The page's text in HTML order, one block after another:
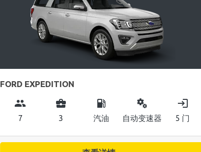
FORD EXPEDITION
group
7
business_center
3
local_gas_station
汽油
miscellaneous_services
自动变速器
login
5 门